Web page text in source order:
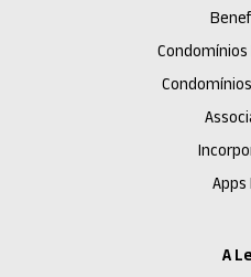
Condomínios
Apps
A